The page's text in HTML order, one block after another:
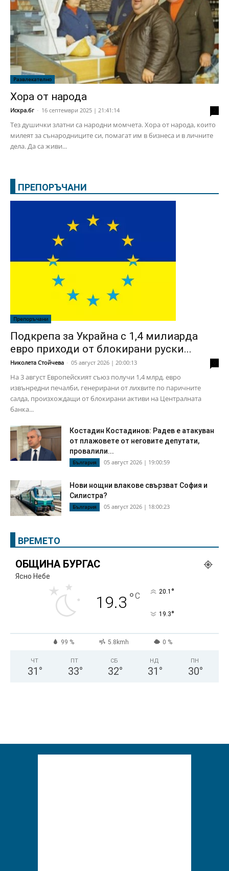
Развлекателно
Хора от народа
Искра.бг - 16 септември 2025 | 21:41:14
Тез душички златни са народни момчета. Хора от народа, които
милеят за сънародниците си, помагат им в бизнеса и в личните
дела. Да са живи...
ПРЕПОРЪЧАНИ
Препоръчани
Подкрепа за Украйна с 1,4 милиарда
евро приходи от блокирани руски...
Николета Стойчева - 05 август 2026 | 20:00:13
На 3 август Европейският съюз получи 1,4 млрд. евро
извънредни печалби, генерирани от лихвите по паричните
салда, произхождащи от блокирани активи на Централната
банка...
Костадин Костадинов: Радев е атакуван
от плажoвете от неговите депутати,
провалили...
България 05 август 2026 | 19:00:59
Нови нощни влакове свързват София и
Силистра?
България 05 август 2026 | 18:00:23
ВРЕМЕТО
ОБЩИНА БУРГАС
Ясно Небе
19.3 °C 20.1 °
19.3°
99 % 5.8kmh 0 %
ЧТ
31 °
ПТ
33°
СБ
32°
НД
31 °
ПН
30°